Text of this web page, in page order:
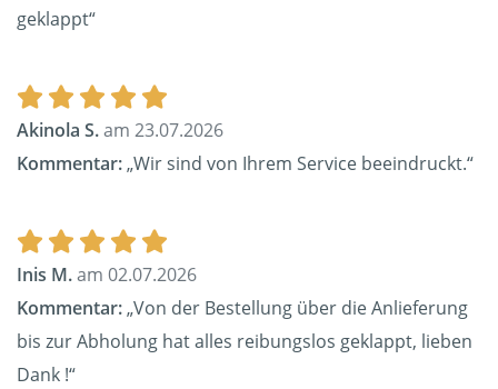
geklappt“
Akinola S.am 23.07.2026
Kommentar:„Wir sind von Ihrem Service beeindruckt.“
Inis M.am 02.07.2026
Kommentar:„Von der Bestellung über die Anlieferung
bis zur Abholung hat alles reibungslos geklappt, lieben
Dank !“